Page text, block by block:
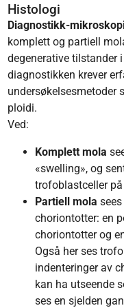
Histologi
Diagnostikk-
komplett og partiell
degenerative tilstander
diagnostikken krever
undersøkelsesmetoder
ploidi.
Ved:
Komplett mola
«swelling», og
trofoblastceller
Partiell mola
choriontotter: en
choriontotter og
Også her ses
indenteringer av
kan ha utseende
ses en sjelden